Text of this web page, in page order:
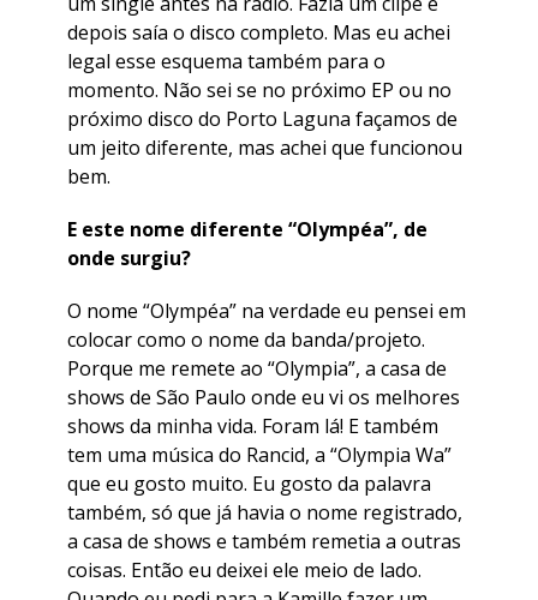
depois saía o disco completo. Mas eu achei
legal esse esquema também para o
momento. Não sei se no próximo EP ou no
próximo disco do Porto Laguna façamos de
um jeito diferente, mas achei que funcionou
bem.
E este nome diferente “Olympéa”, de
onde surgiu?
O nome “Olympéa” na verdade eu pensei em
colocar como o nome da banda/projeto.
Porque me remete ao “Olympia”, a casa de
shows de São Paulo onde eu vi os melhores
shows da minha vida. Foram lá! E também
tem uma música do Rancid, a “Olympia Wa”
que eu gosto muito. Eu gosto da palavra
também, só que já havia o nome registrado,
a casa de shows e também remetia a outras
coisas. Então eu deixei ele meio de lado.